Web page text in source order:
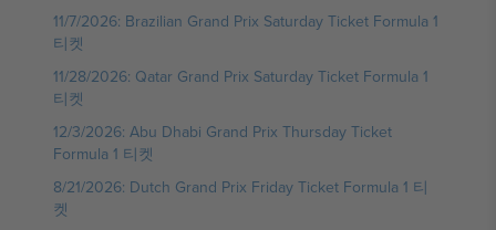
11/7/2026: Brazilian Grand Prix Saturday Ticket Formula 1
티켓
11/28/2026: Qatar Grand Prix Saturday Ticket Formula 1
티켓
12/3/2026: Abu Dhabi Grand Prix Thursday Ticket
Formula 1 티켓
8/21/2026: Dutch Grand Prix Friday Ticket Formula 1 티
켓